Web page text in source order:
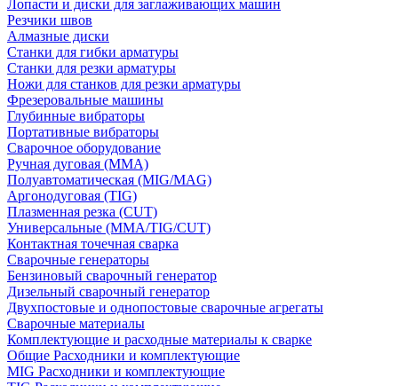
Лопасти и диски для заглаживающих машин
Резчики швов
Алмазные диски
Станки для гибки арматуры
Станки для резки арматуры
Ножи для станков для резки арматуры
Фрезеровальные машины
Глубинные вибраторы
Портативные вибраторы
Сварочное оборудование
Ручная дуговая (MMA)
Полуавтоматическая (MIG/MAG)
Аргонодуговая (TIG)
Плазменная резка (CUT)
Универсальные (MMA/TIG/CUT)
Контактная точечная сварка
Сварочные генераторы
Бензиновый сварочный генератор
Дизельный сварочный генератор
Двухпостовые и однопостовые сварочные агрегаты
Сварочные материалы
Комплектующие и расходные материалы к сварке
Общие Расходники и комплектующие
MIG Расходники и комплектующие